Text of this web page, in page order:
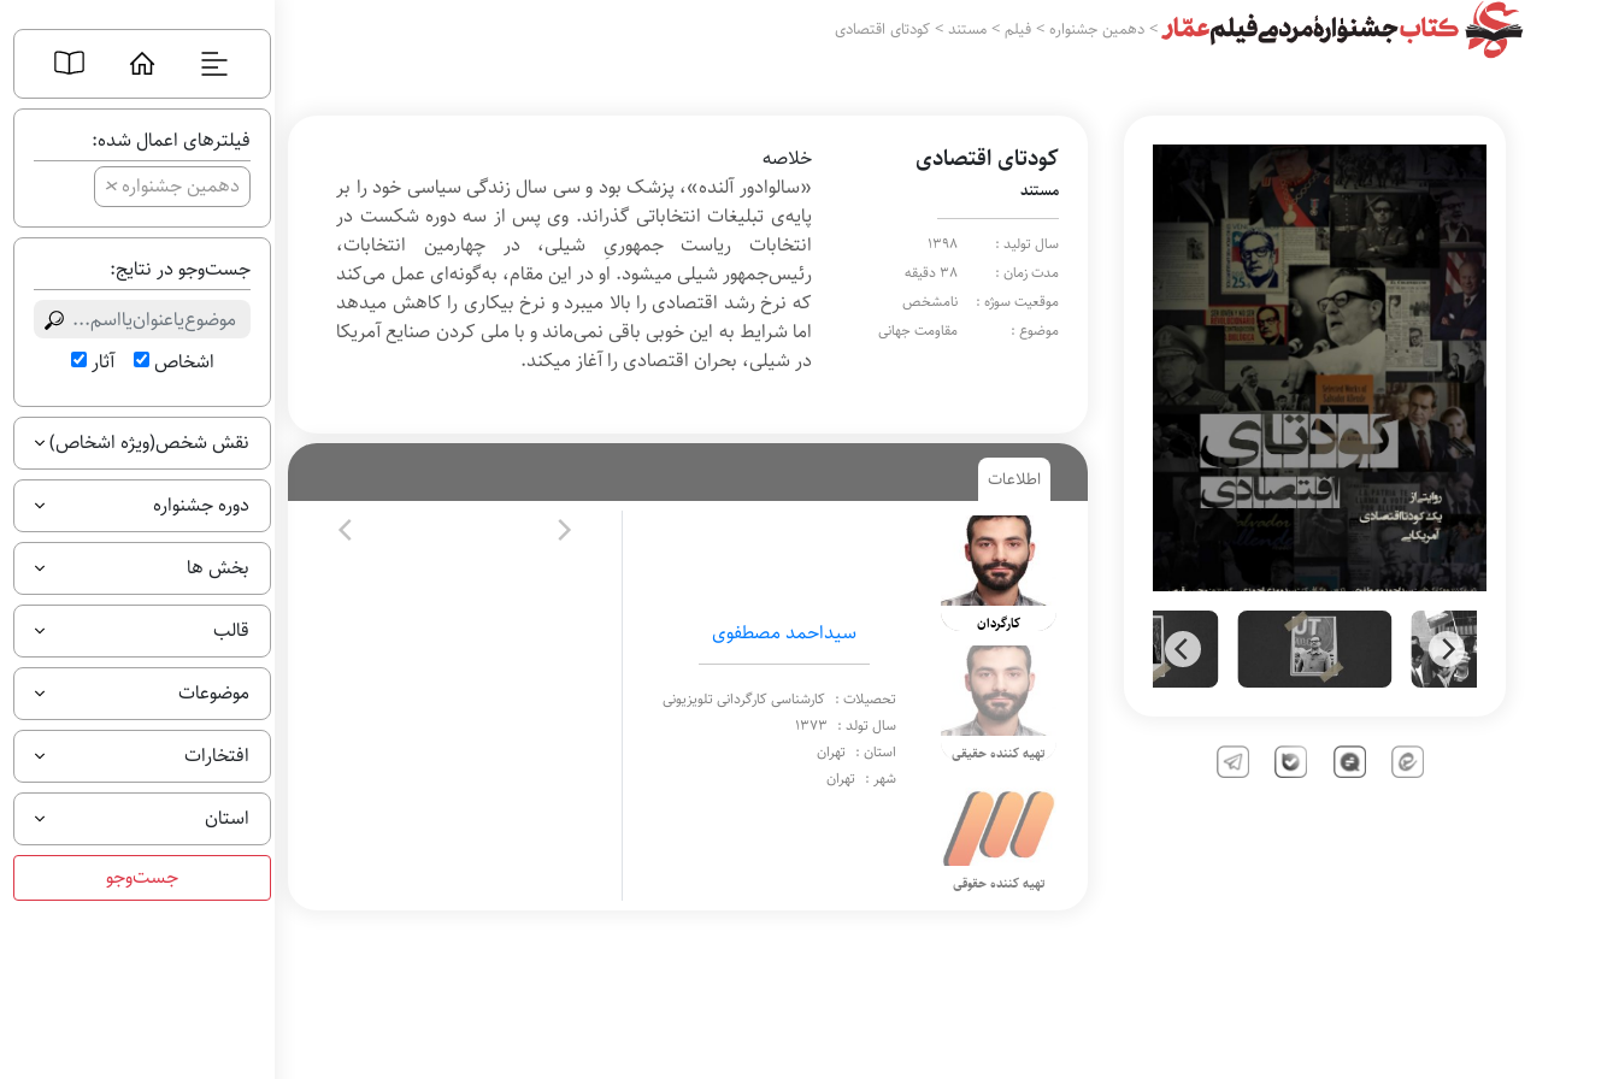
فیلترهای اعمال شده:
دهمین جشنواره+
جست‌وجو در نتایج:
اشخاص آثار
نقش شخص(ویژه اشخاص)
دوره جشنواره
بخش ها
قالب
موضوعات
افتخارات
استان
>دهمین جشنواره >فیلم >مستند >کودتای اقتصادی
کودتای اقتصادی
مستند
سال تولید :
1398
مدت زمان :
38 دقیقه
موقعیت سوژه :
نامشخص
موضوع :
مقاومت جهانی
خلاصه
«سالوادور آلنده»، پزشک بود و سی سال زندگی سیاسی خود را بر
پایه‌ی تبلیغات انتخاباتی گذراند. وی پس از سه دوره شکست در
انتخابات ریاست جمهوریِ شیلی، در چهارمین انتخابات،
رئیس‌جمهور شیلی می‎شود. او در این مقام، به‌گونه‌ای عمل می‌کند
که نرخ رشد اقتصادی را بالا می‎برد و نرخ بیکاری را کاهش می‏دهد
اما شرایط به این خوبی باقی نمی‌ماند و با ملی کردن صنایع آمریکا
در شیلی، بحران اقتصادی را آغاز می‏کند.
اطلاعات
کارگردان
تهیه کننده حقیقی
تهیه کننده حقوقی
سیداحمد مصطفوی
تحصیلات : کارشناسی کارگردانی تلویزیونی
سال تولد : 1373
استان : تهران
شهر : تهران